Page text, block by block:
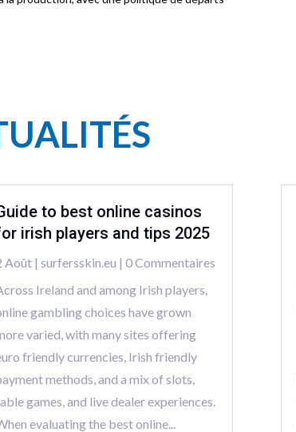
to best online casinos
irish players and tips 2025
Août| surfersskin.eu | 0 Commentaires
Ireland and among Irish players,
gambling choices have grown
varied, with many sites offering
friendly currencies, Irish friendly
methods, and a mix of slots,
games, and live dealer experiences.
evaluating the best online...